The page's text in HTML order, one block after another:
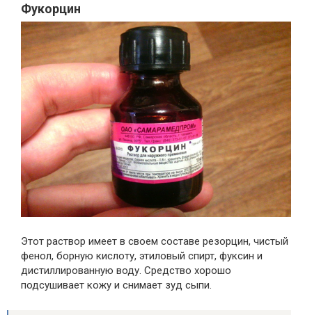
Фукорцин
Этот раствор имеет в своем составе резорцин, чистый
фенол, борную кислоту, этиловый спирт, фуксин и
дистиллированную воду. Средство хорошо
подсушивает кожу и снимает зуд сыпи.